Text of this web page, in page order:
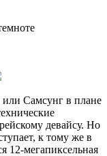
Самсунг в плане
девайсу. Но
к тому же в
12-мегапиксельная